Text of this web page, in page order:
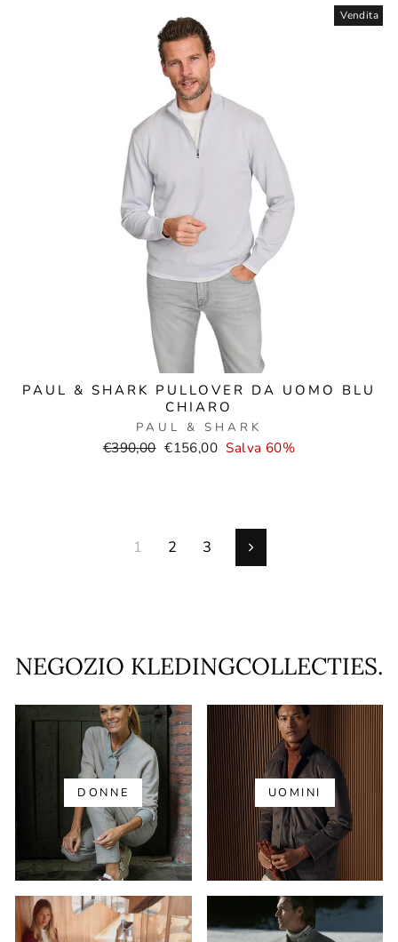
Vendita
PAUL & SHARK PULLOVER DA UOMO BLU
CHIARO
PAUL & SHARK
Prezzo
€390,00 Prezzo
€156,00 Salva 60%
1 2 3 Prossimo
NEGOZIO KLEDINGCOLLECTIES.
DONNE UOMINI